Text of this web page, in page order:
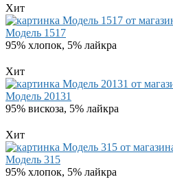
Хит
Модель 1517
95% хлопок, 5% лайкра
Хит
Модель 20131
95% вискоза, 5% лайкра
Хит
Модель 315
95% хлопок, 5% лайкра